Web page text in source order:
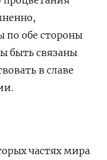
по обе стороны
быть связаны
в славе
частях мира